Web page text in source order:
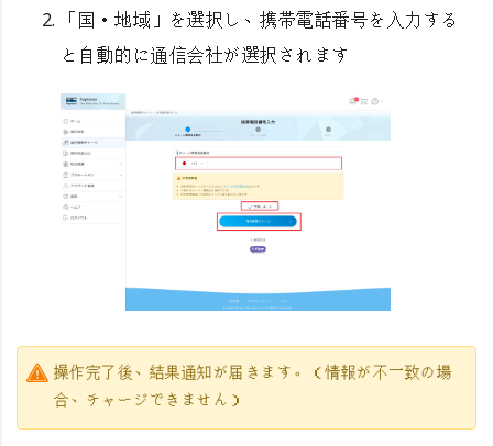
「国・地域」を選択し、携帯電話番号を入力する
と自動的に通信会社が選択されます
操作完了後、結果通知が届きます。（情報が不⼀致の場
合、チャージできません）